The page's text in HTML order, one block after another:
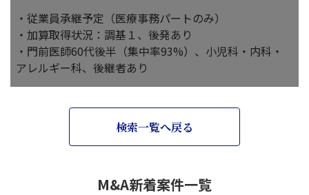
・従業員承継予定（医療事務パートのみ）
・加算取得状況：調基１、後発あり
・門前医師60代後半（集中率93%）、小児科・内科・
アレルギー科、後継者あり
検索一覧へ戻る
M&A新着案件一覧